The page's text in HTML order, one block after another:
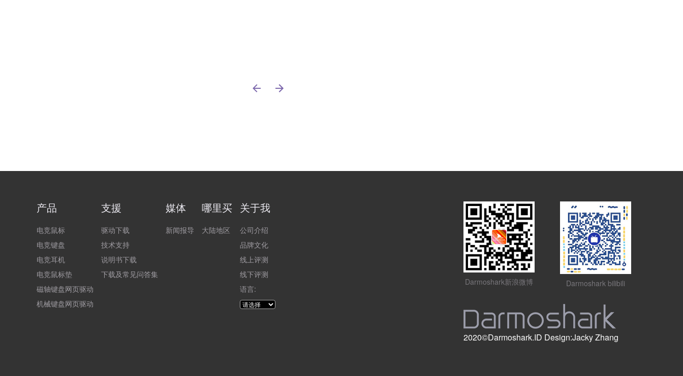
产品
电竞鼠标
电竞键盘
电竞耳机
电竞鼠标垫
磁轴键盘网页驱动
机械键盘网页驱动
支援
驱动下载
技术支持
说明书下载
下载及常见问答集
媒体
新闻报导
哪里买
大陆地区
关于我
公司介绍
品牌文化
线上评测
线下评测
语言:
Darmoshark新浪微博 Darmoshark bilibili
2020©Darmoshark.ID Design:Jacky Zhang